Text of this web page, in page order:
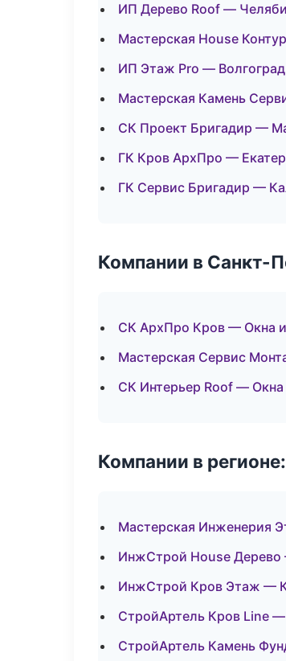
ИП Дерево Roof —
Мастерская House
ИП Этаж Pro — Волгоград
Мастерская Камень
СК Проект Бригадир —
ГК Кров АрхПро —
ГК Сервис Бригадир —
Компании в Санкт-
СК АрхПро Кров — Окна
Мастерская Сервис
СК Интерьер Roof — Окна
Компании в
Мастерская Инженерия
ИнжСтрой House
ИнжСтрой Кров Этаж —
СтройАртель Кров Line
СтройАртель Камень